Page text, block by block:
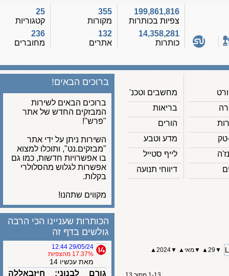
199,861,816
צפיות בכותרות
14,358,281
כותרות
355
מקורות
132
אתרים
קטגוריות
236
מחוברים
מחשבים וטכנ'
בריאות
הורים
מדע וטבע
לייף סטייל
דיווחי תנועה
ברוכים הבאים!
ברוכים הבאים לשירות
המבזקים החדש של אתר
"פרש"!
השירות ניתן על ידי אתר
"מבזקים.נט", ותוכלו למצוא
בו אפשרויות חדשות, כמו גם
אפשרות לגלוש מהסלולרי
בקלות.
מקווים שתהנו!
29
▲
▼מאי▲
▼
2024
▲
הכותרות שעניינו הכי הרבה
גולשים בדף זה
29/05/24 12:44
17.37% מהצפיות
מאת עכשיו 14
גורם לבנוני: חיזבאללה